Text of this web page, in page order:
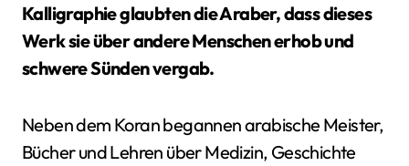
Kalligraphie glaubten die Araber, dass dieses
Werk sie über andere Menschen erhob und
schwere Sünden vergab.
Neben dem Koran begannen arabische Meister,
Bücher und Lehren über Medizin, Geschichte